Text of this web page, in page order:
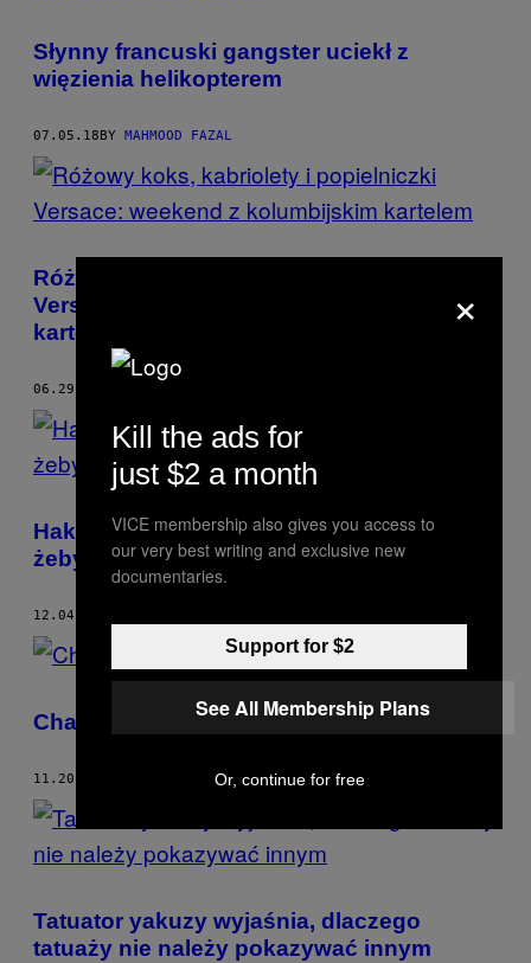
Słynny francuski gangster uciekł z
więzienia helikopterem
07.05.18BY MAHMOOD FAZAL
Różowy koks, kabriolety i popielniczki
Versace: weekend z kolumbijskim
kartelem
06.29.18
Hakerzy znaleźli niecodzienny sposób,
żeby dopiec ISIS
12.04.17
Charles Manson nie żyje
11.20.17 MAHMOOD FAZAL
Tatuator yakuzy wyjaśnia, dlaczego
tatuaży nie należy pokazywać innym
×
Kill the ads for
just $2 a month
VICE membership also gives you access to
our very best writing and exclusive new
documentaries.
Support for $2
See All Membership Plans
Or, continue for free